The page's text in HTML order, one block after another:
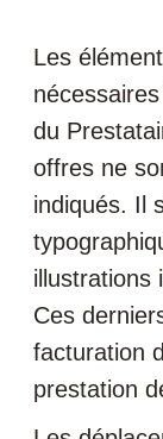
Les
du
offres ne
indiqués. Il
illustrations
Ces
facturation
prestation